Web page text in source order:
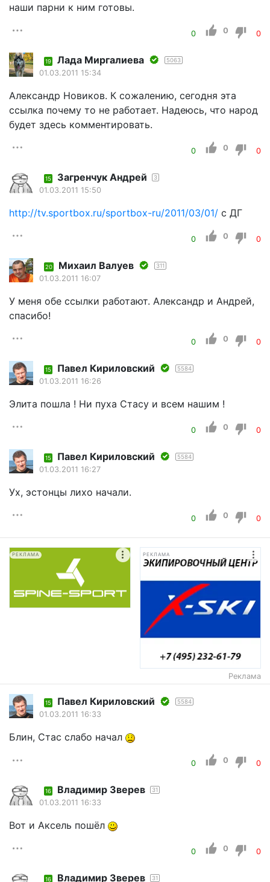
наши парни к ним готовы.
0 0 0
19 Лада Миргалиева 5063
01.03.2011 15:34
Александр Новиков. К сожалению, сегодня эта
ссылка почему то не работает. Надеюсь, что народ
будет здесь комментировать.
0 0 0
15 Загренчук Андрей 3
01.03.2011 15:50
http://tv.sportbox.ru/sportbox-ru/2011/03/01/ с ДГ
0 0 0
20 Михаил Валуев 311
01.03.2011 16:07
У меня обе ссылки работают. Александр и Андрей,
спасибо!
0 0 0
15 Павел Кириловский 5584
01.03.2011 16:26
Элита пошла ! Ни пуха Стасу и всем нашим !
0 0 0
15 Павел Кириловский 5584
01.03.2011 16:27
Ух, эстонцы лихо начали.
0 0 0
РЕКЛАМА РЕКЛАМА
Реклама
15 Павел Кириловский 5584
01.03.2011 16:33
Блин, Стас слабо начал
0 0 0
16 Владимир Зверев 31
01.03.2011 16:33
Вот и Аксель пошёл
0 0 0
16 Владимир Зверев 31